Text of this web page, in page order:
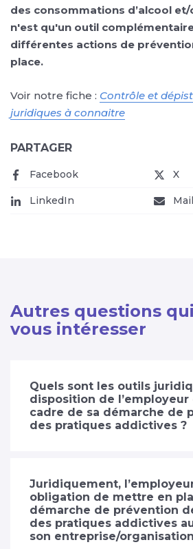
des consommations d’alcool
n'est qu'un outil
différentes actions de
place.
Voir notre fiche : Contrôle et
juridiques à connaitre
PARTAGER
Facebook (nouvelle fenêtre) X
LinkedIn (nouvelle fenêtre) Mail
Autres questions
vous intéresser
Quels sont les outils
disposition de l’employeur
cadre de sa démarche de
des pratiques addictives ?
Juridiquement,
obligation de mettre en
démarche de prévention
des pratiques addictives
son entreprise/